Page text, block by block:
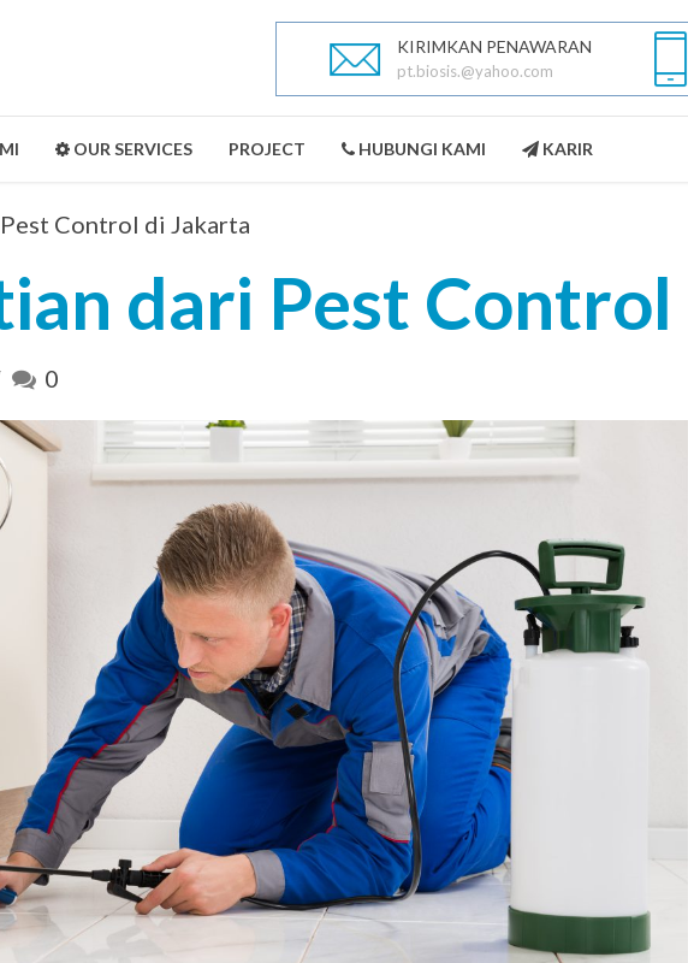
KIRIMKAN PENAWARAN
pt.biosis.@yahoo.com
OUR SERVICES
SELENGKAPNYA SELENGKAPNYA
PROJECT HUBUNGI KAMI KARIR
Pest Control di Jakarta
dari Pest Control
0